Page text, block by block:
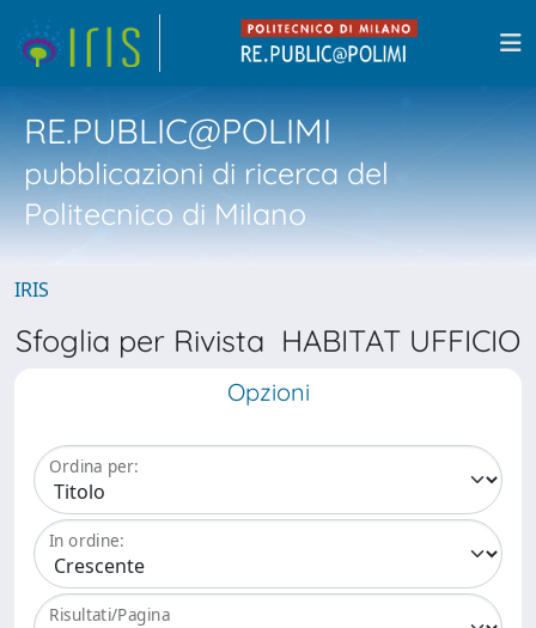
RE.PUBLIC@POLIMI
pubblicazioni di ricerca del
Politecnico di Milano
IRIS
Sfoglia per Rivista HABITAT UFFICIO
Opzioni
Ordina per:
In ordine:
Risultati/Pagina